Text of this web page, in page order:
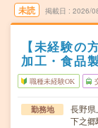
未読 掲載日 2026/
【未経験の
加工・食品
職種未経験OK
勤務地
長野
下之